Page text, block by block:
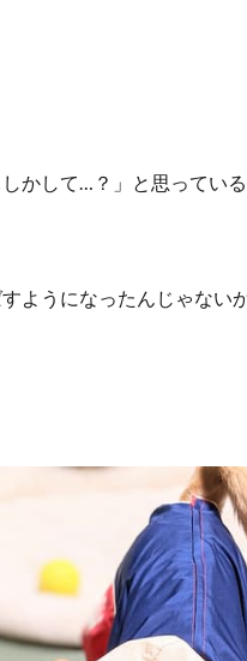
かして…？」と思っている
ようになったんじゃない